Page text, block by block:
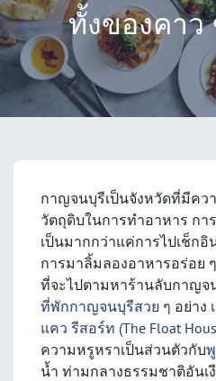
ทั้งของคาว
กาญจนบุรีเป็นจังหวัดที่มีคว
วัตถุดิบในการทำอาหาร กา
เป็นมากกว่าแค่การไปเช็ก
การมาลิ้มลองอาหารอร่อย
ที่จะไปตามหาร้านลับกาญจ
ที่พักกาญจนบุรีสวย ๆ อย่าง
แคว รีสอร์ท (The Float
ความหรูหราเป็นส่วนตัวกับ
น้ำ ท่ามกลางธรรมชาติอันเ